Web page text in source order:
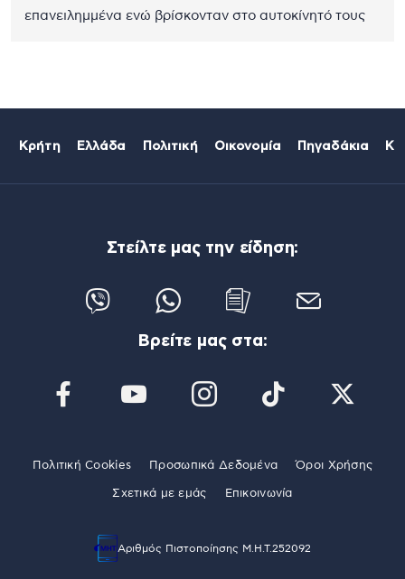
επανειλημμένα ενώ βρίσκονταν στο αυτοκίνητό τους
Κρήτη Ελλάδα Πολιτική Οικονομία Πηγαδάκια
Στείλτε μας την είδηση:
Βρείτε μας στα:
Πολιτική Cookies Προσωπικά Δεδομένα Όροι Χρήσης
Σχετικά με εμάς Επικοινωνία
Αριθμός Πιστοποίησης Μ.Η.Τ.252092